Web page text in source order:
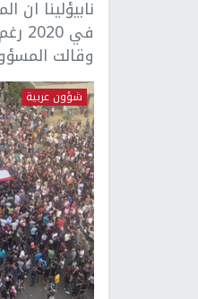
نابيؤلينا
في
وقالت
شؤون عربية